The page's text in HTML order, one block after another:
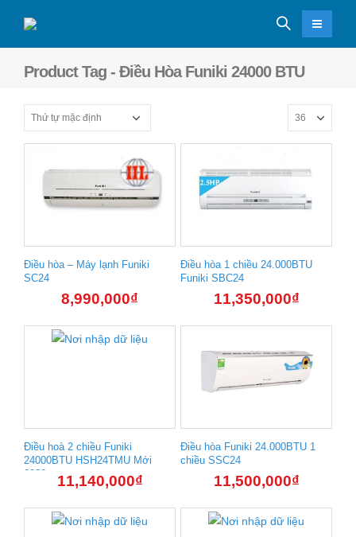
Product Tag - Điều Hòa Funiki 24000 BTU
Điều hòa – Máy lạnh Funiki
SC24
8,990,000₫
Điều hòa 1 chiều 24.000BTU
Funiki SBC24
11,350,000₫
Điều hoà 2 chiều Funiki
24000BTU HSH24TMU Mới
2022
11,140,000₫
Điều hòa Funiki 24.000BTU 1
chiều SSC24
11,500,000₫